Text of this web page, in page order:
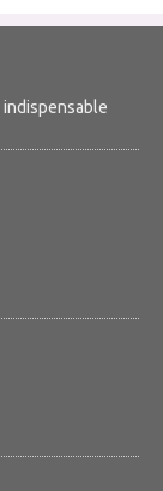
indispensable